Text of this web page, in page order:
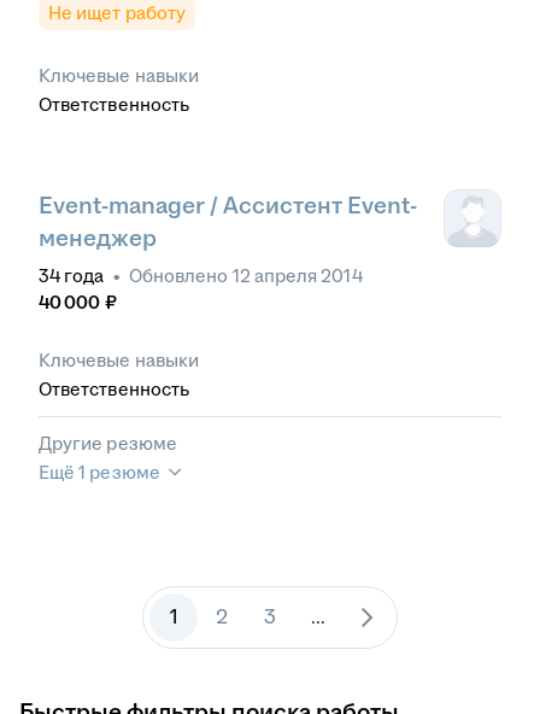
Не ищет работу
Ключевые навыки
Ответственность
Event-manager / Ассистент Event-
менеджер
34 года • Обновлено 12 апреля 2014
40 000 ₽
Ключевые навыки
Ответственность
Другие резюме
Ещё 1 резюме
1 2 3 ...